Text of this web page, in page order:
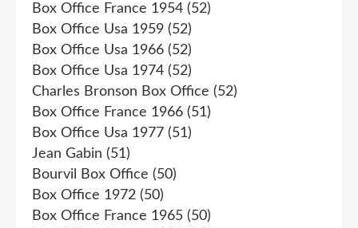
Box Office France 1954 (52)
Box Office Usa 1959 (52)
Box Office Usa 1966 (52)
Box Office Usa 1974 (52)
Charles Bronson Box Office (52)
Box Office France 1966 (51)
Box Office Usa 1977 (51)
Jean Gabin (51)
Bourvil Box Office (50)
Box Office 1972 (50)
Box Office France 1965 (50)